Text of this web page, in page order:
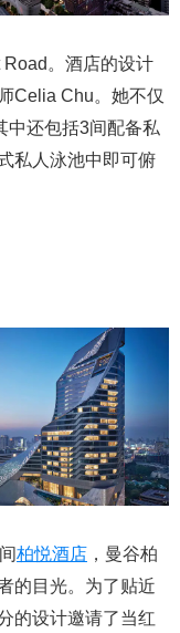
。酒店的设计
Celia Chu。她不仅
中还包括3间配备私
私人泳池中即可俯
柏悦酒店 ，曼谷柏
的目光。为了贴近
的设计邀请了当红